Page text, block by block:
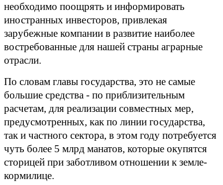
необходимо поощрять и информировать
иностранных инвесторов, привлекая
зарубежные компании в развитие наиболее
востребованные для нашей страны аграрные
отрасли.
По словам главы государства, это не самые
большие средства - по приблизительным
расчетам, для реализации совместных мер,
предусмотренных, как по линии государства,
так и частного сектора, в этом году потребуется
чуть более 5 млрд манатов, которые окупятся
сторицей при заботливом отношении к земле-
кормилице.